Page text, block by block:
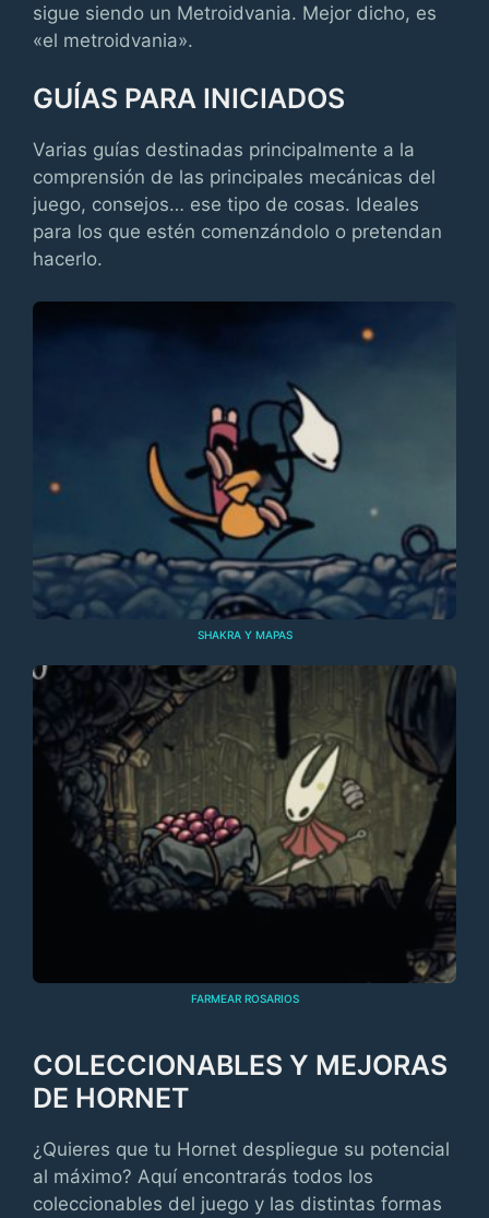
sigue siendo un Metroidvania. Mejor dicho, es
«el metroidvania».
GUÍAS PARA INICIADOS
Varias guías destinadas principalmente a la
comprensión de las principales mecánicas del
juego, consejos… ese tipo de cosas. Ideales
para los que estén comenzándolo o pretendan
hacerlo.
SHAKRA Y MAPAS
FARMEAR ROSARIOS
COLECCIONABLES Y MEJORAS
DE HORNET
¿Quieres que tu Hornet despliegue su potencial
al máximo? Aquí encontrarás todos los
coleccionables del juego y las distintas formas